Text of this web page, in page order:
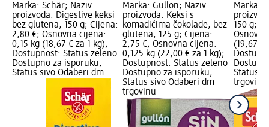
Marka: Schär; Naziv
proizvoda: Digestive keksi
bez glutena, 150 g; Cijena:
2,80 €; Osnovna cijena:
0,15 kg (18,67 € za 1 kg);
Dostupnost: Status zeleno
Dostupno za isporuku,
Status sivo Odaberi dm
Marka: Gullon; Naziv
proizvoda: Keksi s
komadićima čokolade, bez
glutena, 125 g; Cijena:
2,75 €; Osnovna cijena:
0,125 kg (22,00 € za 1 kg);
Dostupnost: Status zeleno
Dostupno za isporuku,
Status sivo Odaberi dm
trgovinu
Marka:
150 g;
(19,67 €
Status
trgovinu